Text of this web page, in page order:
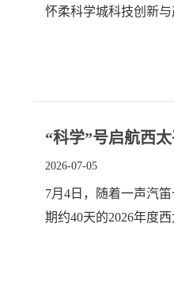
怀柔科学城科技创新
“科学”号启航西
2026-07-05
7月4日，随着一声汽
期约40天的2026年度